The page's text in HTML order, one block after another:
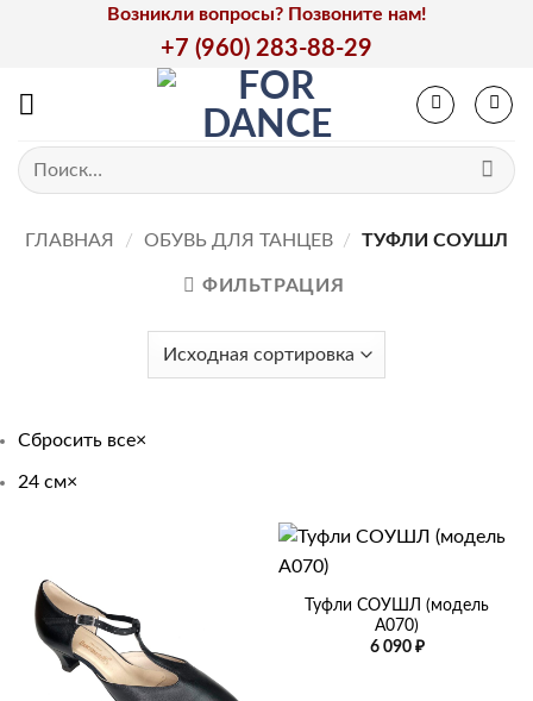
Возникли вопросы? Позвоните нам!
+7 (960) 283-88-29
Искать:
ГЛАВНАЯ / ОБУВЬ ДЛЯ ТАНЦЕВ / ТУФЛИ СОУШЛ
ФИЛЬТРАЦИЯ
Сбросить все×
24 см×
Туфли СОУШЛ (модель
А070)
6 090 ₽